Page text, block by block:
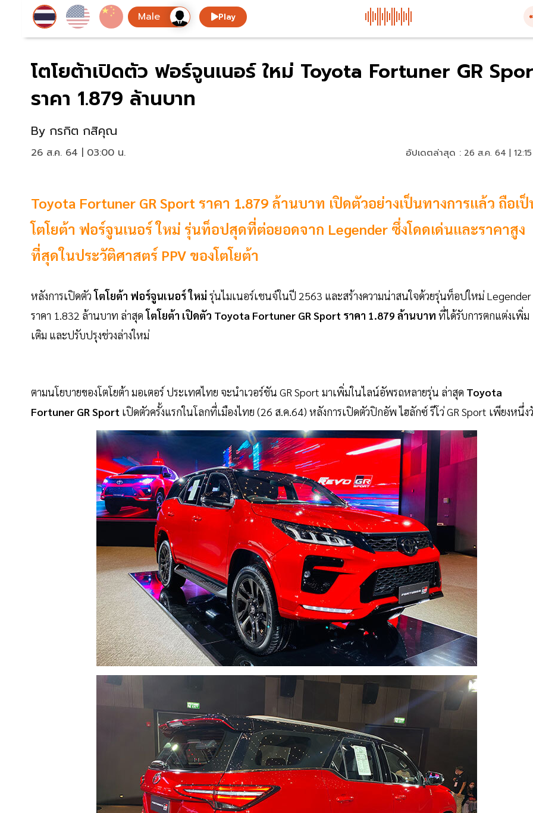
Play
โตโยต้าเปิดตัว ฟอร์จูนเนอร์ ใหม่ Toyota Fortuner GR
ราคา 1.879 ล้านบาท
By กรกิต กสิคุณ
26 ส.ค. 64 | 03:00 น. อัปเดตล่าสุด : 26 ส.ค. 64 |
Toyota Fortuner GR Sport ราคา 1.879 ล้านบาท เปิดตัวอย่างเป็นทางการแล้ว ถือเ
โตโยต้า ฟอร์จูนเนอร์ ใหม่ รุ่นท็อปสุดที่ต่อยอดจาก Legender ซึ่งโดดเด่นและราคาสูง
ที่สุดในประวัติศาสตร์ PPV ของโตโยต้า
หลังการเปิดตัวโตโยต้า ฟอร์จูนเนอร์ ใหม่ รุ่นไมเนอร์เชนจ์ในปี 2563 และสร้างความน่าสนใจด้วยรุ่นท็อปใหม่ Legender
ราคา 1.832 ล้านบาท ล่าสุดโตโยต้า เปิดตัว Toyota Fortuner GR Sport ราคา 1.879 ล้านบาท ที่ได้รับการตกแต่งเพิ่ม
เติม และปรับปรุงช่วงล่างใหม่
ตามนโยบายของโตโยต้า มอเตอร์ ประเทศไทย จะนำเวอร์ชัน GR Sport มาเพิ่มในไลน์อัพรถหลายรุ่น ล่าสุด Toyota
Fortuner GR Sport เปิดตัวครั้งแรกในโลกที่เมืองไทย (26 ส.ค.64) หลังการเปิดตัวปิกอัพ ไฮลักซ์ รีโว่ GR Sport เพียงหนึ่ง